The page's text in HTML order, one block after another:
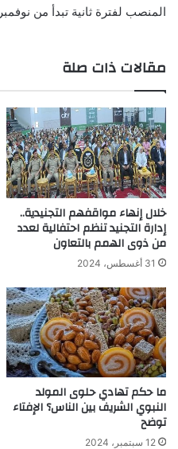
المنصب لفترة ثانية تبدأ من نوفمبر 2022 وحتى نهاية أكتوبر. 2024.
مقالات ذات صلة
خلال إنهاء مواقفهم التجنيدية..
إدارة التجنيد تنظم احتفالية لعدد
من ذوى الهمم بالتعاون
31 أغسطس، 2024
ما حكم تهادي حلوى المولد
النبوي الشريف بين الناس؟ الإفتاء
توضح
12 سبتمبر، 2024